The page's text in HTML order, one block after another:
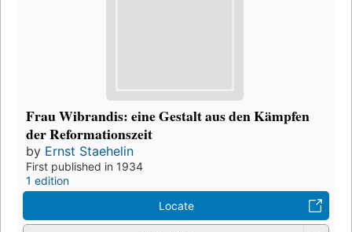
Frau Wibrandis: eine Gestalt aus den Kämpfen
der Reformationszeit
by Ernst Staehelin
First published in 1934
1 edition
Locate